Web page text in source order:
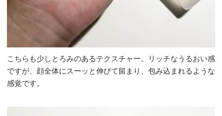
こちらも少しとろみのあるテクスチャー。リッチなうるおい感
ですが、顔全体にスーッと伸びて留まり、包み込まれるような
感覚です。